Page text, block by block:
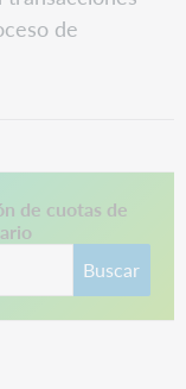
de
de cuotas de
Buscar